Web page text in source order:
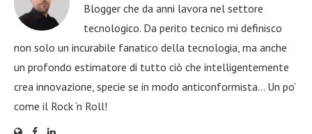
Blogger che da anni lavora nel settore
tecnologico. Da perito tecnico mi definisco
non solo un incurabile fanatico della tecnologia, ma anche
un profondo estimatore di tutto ciò che intelligentemente
crea innovazione, specie se in modo anticonformista… Un po’
come il Rock ‘n Roll!